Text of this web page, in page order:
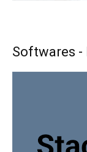
Softwares -